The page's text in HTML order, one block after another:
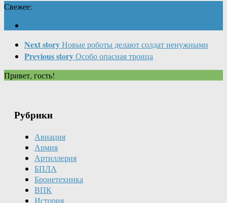
Свежее:
Next storyНовые роботы делают солдат ненужными
Previous storyОсобо опасная троица
Привет, гость!
Рубрики
Авиация
Армия
Артиллерия
БПЛА
Бронетехника
ВПК
История